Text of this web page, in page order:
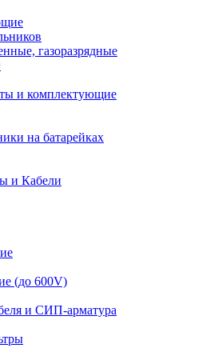
газоразрядные
и комплектующие
на батарейках
и Кабели
(до 600V)
и СИП-арматура